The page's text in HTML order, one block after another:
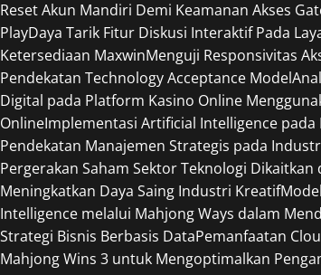
Reset Akun Mandiri Demi Keamanan Akses
PlayDaya Tarik Fitur Diskusi Interaktif Pada
Ketersediaan MaxwinMenguji Responsivitas
Pendekatan Technology Acceptance Model
Digital pada Platform Kasino Online
OnlineImplementasi Artificial Intelligence
Pendekatan Manajemen Strategis pada
Pergerakan Saham Sektor Teknologi
Meningkatkan Daya Saing Industri Kreatif
Intelligence melalui Mahjong Ways dalam
Strategi Bisnis Berbasis DataPemanfaatan
Mahjong Wins 3 untuk Mengoptimalkan